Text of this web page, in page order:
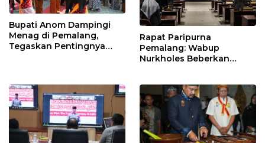
Bupati Anom Dampingi
Menag di Pemalang,
Tegaskan Pentingnya
Rapat Paripurna
Pemalang: Wabup
Nurkholes Beberkan